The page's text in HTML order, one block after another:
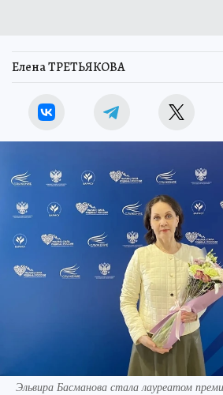
Елена ТРЕТЬЯКОВА
Эльвира Басманова стала лауреатом